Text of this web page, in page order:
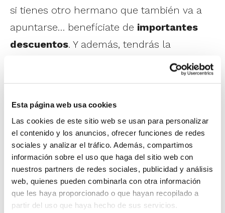
Esta página web usa cookies
Las cookies de este sitio web se usan para personalizar
el contenido y los anuncios, ofrecer funciones de redes
sociales y analizar el tráfico. Además, compartimos
información sobre el uso que haga del sitio web con
nuestros partners de redes sociales, publicidad y análisis
web, quienes pueden combinarla con otra información
que les haya proporcionado o que hayan recopilado a
partir del uso que haya hecho de sus servicios.
si tienes otro hermano que también va a
apuntarse… benefíciate de importantes
descuentos. Y además, tendrás la
, abonando el importe total en
El 8º Campus de Tecnificación se celebra
en tres turnos diferentes en función de la
edad:
Campus de Tecnificación Minibasket –
Del 23 al 29 de junio en el Colegio Iale l